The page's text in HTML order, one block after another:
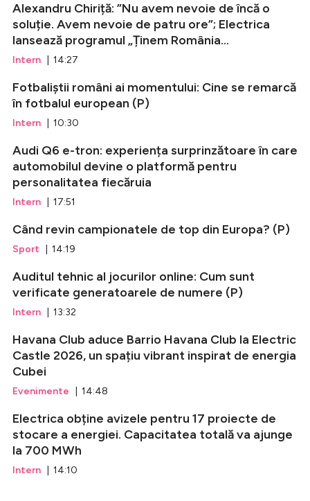
Alexandru Chiriță: ”Nu avem nevoie de încă o
soluție. Avem nevoie de patru ore”; Electrica
lansează programul „Ținem România...
Intern | 14:27
Fotbaliștii români ai momentului: Cine se remarcă
în fotbalul european (P)
Intern | 10:30
Audi Q6 e-tron: experiența surprinzătoare în care
automobilul devine o platformă pentru
personalitatea fiecăruia
Intern | 17:51
Când revin campionatele de top din Europa? (P)
Sport | 14:19
Auditul tehnic al jocurilor online: Cum sunt
verificate generatoarele de numere (P)
Intern | 13:32
Havana Club aduce Barrio Havana Club la Electric
Castle 2026, un spațiu vibrant inspirat de energia
Cubei
Evenimente | 14:48
Electrica obține avizele pentru 17 proiecte de
stocare a energiei. Capacitatea totală va ajunge
la 700 MWh
Intern | 14:10